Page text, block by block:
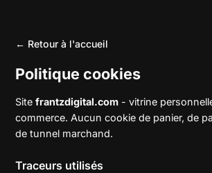
← Retour à l'accueil
Politique cookies
Sitefrantzdigital.com - vitrine
commerce. Aucun cookie de panier, de
de tunnel marchand.
Traceurs utilisés